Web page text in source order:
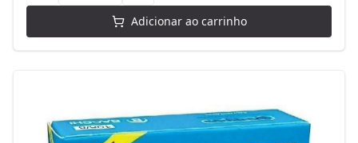
Adicionar ao carrinho